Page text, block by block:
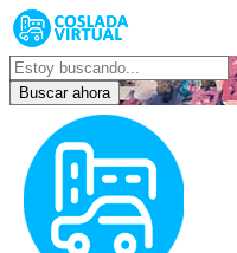
Buscar ahora